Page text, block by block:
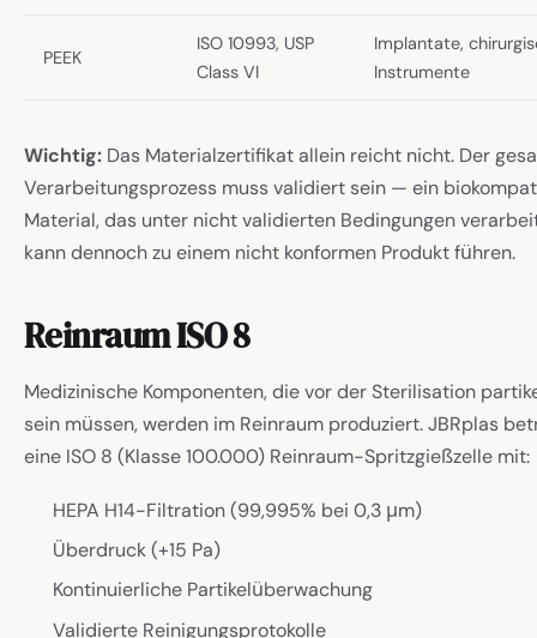
PEEK
ISO 10993, USP
Class VI
Implantate,
Instrumente
Wichtig: Das Materialzertifikat allein reicht nicht. Der
Verarbeitungsprozess muss validiert sein — ein
Material, das unter nicht validierten Bedingungen
kann dennoch zu einem nicht konformen Produkt führen.
Reinraum ISO 8
Medizinische Komponenten, die vor der Sterilisation
sein müssen, werden im Reinraum produziert. JBRplas
eine ISO 8 (Klasse 100.000) Reinraum-Spritzgießzelle mit:
HEPA H14-Filtration (99,995% bei 0,3 μm)
Überdruck (+15 Pa)
Kontinuierliche Partikelüberwachung
Validierte Reinigungsprotokolle